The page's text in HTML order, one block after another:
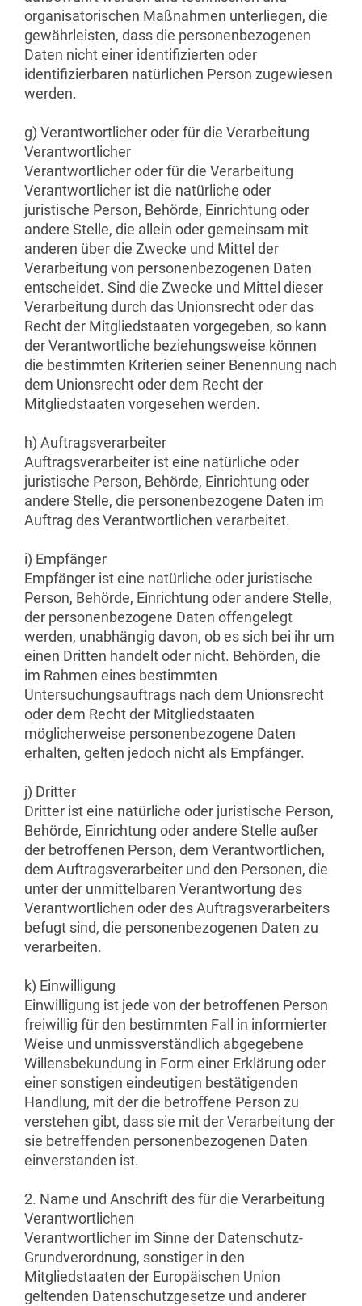
organisatorischen Maßnahmen unterliegen, die
gewährleisten, dass die personenbezogenen
Daten nicht einer identifizierten oder
identifizierbaren natürlichen Person zugewiesen
werden.
g) Verantwortlicher oder für die Verarbeitung
Verantwortlicher
Verantwortlicher oder für die Verarbeitung
Verantwortlicher ist die natürliche oder
juristische Person, Behörde, Einrichtung oder
andere Stelle, die allein oder gemeinsam mit
anderen über die Zwecke und Mittel der
Verarbeitung von personenbezogenen Daten
entscheidet. Sind die Zwecke und Mittel dieser
Verarbeitung durch das Unionsrecht oder das
Recht der Mitgliedstaaten vorgegeben, so kann
der Verantwortliche beziehungsweise können
die bestimmten Kriterien seiner Benennung nach
dem Unionsrecht oder dem Recht der
Mitgliedstaaten vorgesehen werden.
h) Auftragsverarbeiter
Auftragsverarbeiter ist eine natürliche oder
juristische Person, Behörde, Einrichtung oder
andere Stelle, die personenbezogene Daten im
Auftrag des Verantwortlichen verarbeitet.
i) Empfänger
Empfänger ist eine natürliche oder juristische
Person, Behörde, Einrichtung oder andere Stelle,
der personenbezogene Daten offengelegt
werden, unabhängig davon, ob es sich bei ihr um
einen Dritten handelt oder nicht. Behörden, die
im Rahmen eines bestimmten
Untersuchungsauftrags nach dem Unionsrecht
oder dem Recht der Mitgliedstaaten
möglicherweise personenbezogene Daten
erhalten, gelten jedoch nicht als Empfänger.
j) Dritter
Dritter ist eine natürliche oder juristische Person,
Behörde, Einrichtung oder andere Stelle außer
der betroffenen Person, dem Verantwortlichen,
dem Auftragsverarbeiter und den Personen, die
unter der unmittelbaren Verantwortung des
Verantwortlichen oder des Auftragsverarbeiters
befugt sind, die personenbezogenen Daten zu
verarbeiten.
k) Einwilligung
Einwilligung ist jede von der betroffenen Person
freiwillig für den bestimmten Fall in informierter
Weise und unmissverständlich abgegebene
Willensbekundung in Form einer Erklärung oder
einer sonstigen eindeutigen bestätigenden
Handlung, mit der die betroffene Person zu
verstehen gibt, dass sie mit der Verarbeitung der
sie betreffenden personenbezogenen Daten
einverstanden ist.
2. Name und Anschrift des für die Verarbeitung
Verantwortlichen
Verantwortlicher im Sinne der Datenschutz-
Grundverordnung, sonstiger in den
Mitgliedstaaten der Europäischen Union
geltenden Datenschutzgesetze und anderer